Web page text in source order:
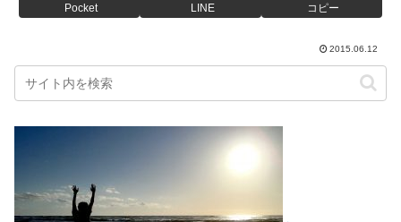
Pocket LINE コピー
2015.06.12